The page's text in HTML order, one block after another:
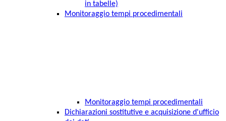
in tabelle)
Monitoraggio tempi procedimentali
Monitoraggio tempi procedimentali
Dichiarazioni sostitutive e acquisizione d'ufficio